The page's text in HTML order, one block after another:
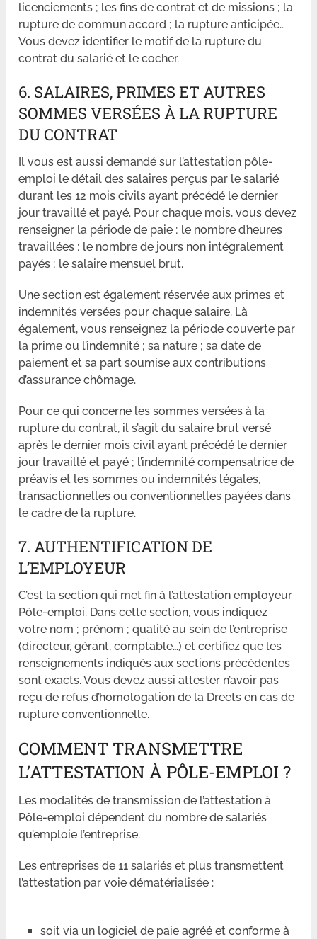
licenciements ; les fins de contrat et de missions ; la
rupture de commun accord ; la rupture anticipée…
Vous devez identifier le motif de la rupture du
contrat du salarié et le cocher.
6. SALAIRES, PRIMES ET AUTRES
SOMMES VERSÉES À LA RUPTURE
DU CONTRAT
Il vous est aussi demandé sur l’attestation pôle-
emploi le détail des salaires perçus par le salarié
durant les 12 mois civils ayant précédé le dernier
jour travaillé et payé. Pour chaque mois, vous devez
renseigner la période de paie ; le nombre d’heures
travaillées ; le nombre de jours non intégralement
payés ; le salaire mensuel brut.
Une section est également réservée aux primes et
indemnités versées pour chaque salaire. Là
également, vous renseignez la période couverte par
la prime ou l’indemnité ; sa nature ; sa date de
paiement et sa part soumise aux contributions
d’assurance chômage.
Pour ce qui concerne les sommes versées à la
rupture du contrat, il s’agit du salaire brut versé
après le dernier mois civil ayant précédé le dernier
jour travaillé et payé ; l’indemnité compensatrice de
préavis et les sommes ou indemnités légales,
transactionnelles ou conventionnelles payées dans
le cadre de la rupture.
7. AUTHENTIFICATION DE
L’EMPLOYEUR
C’est la section qui met fin à l’attestation employeur
Pôle-emploi. Dans cette section, vous indiquez
votre nom ; prénom ; qualité au sein de l’entreprise
(directeur, gérant, comptable…) et certifiez que les
renseignements indiqués aux sections précédentes
sont exacts. Vous devez aussi attester n’avoir pas
reçu de refus d’homologation de la Dreets en cas de
rupture conventionnelle.
COMMENT TRANSMETTRE
L’ATTESTATION À PÔLE-EMPLOI ?
Les modalités de transmission de l’attestation à
Pôle-emploi dépendent du nombre de salariés
qu’emploie l’entreprise.
Les entreprises de 11 salariés et plus transmettent
l’attestation par voie dématérialisée :
soit via un logiciel de paie agréé et conforme à